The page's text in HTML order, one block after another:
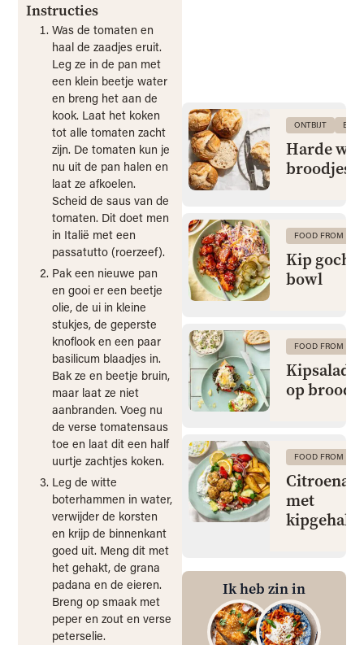
Instructies
Was de tomaten en
haal de zaadjes eruit.
Leg ze in de pan met
een klein beetje water
en breng het aan de
kook. Laat het koken
tot alle tomaten zacht
zijn. De tomaten kun je
nu uit de pan halen en
laat ze afkoelen.
Scheid de saus van de
tomaten. Dit doet men
in Italië met een
passatutto (roerzeef).
Pak een nieuwe pan
en gooi er een beetje
olie, de ui in kleine
stukjes, de geperste
knoflook en een paar
basilicum blaadjes in.
Bak ze en beetje bruin,
maar laat ze niet
aanbranden. Voeg nu
de verse tomatensaus
toe en laat dit een half
uurtje zachtjes koken.
Leg de witte
boterhammen in water,
verwijder de korsten
en krijp de binnenkant
goed uit. Meng dit met
het gehakt, de grana
padana en de eieren.
Breng op smaak met
peper en zout en verse
peterselie.
ONTBIJT
Harde
broodjes
FOOD FROM
Kip
bowl
FOOD FROM
Kipsalade
op brood
FOOD FROM
met
Ik heb zin in